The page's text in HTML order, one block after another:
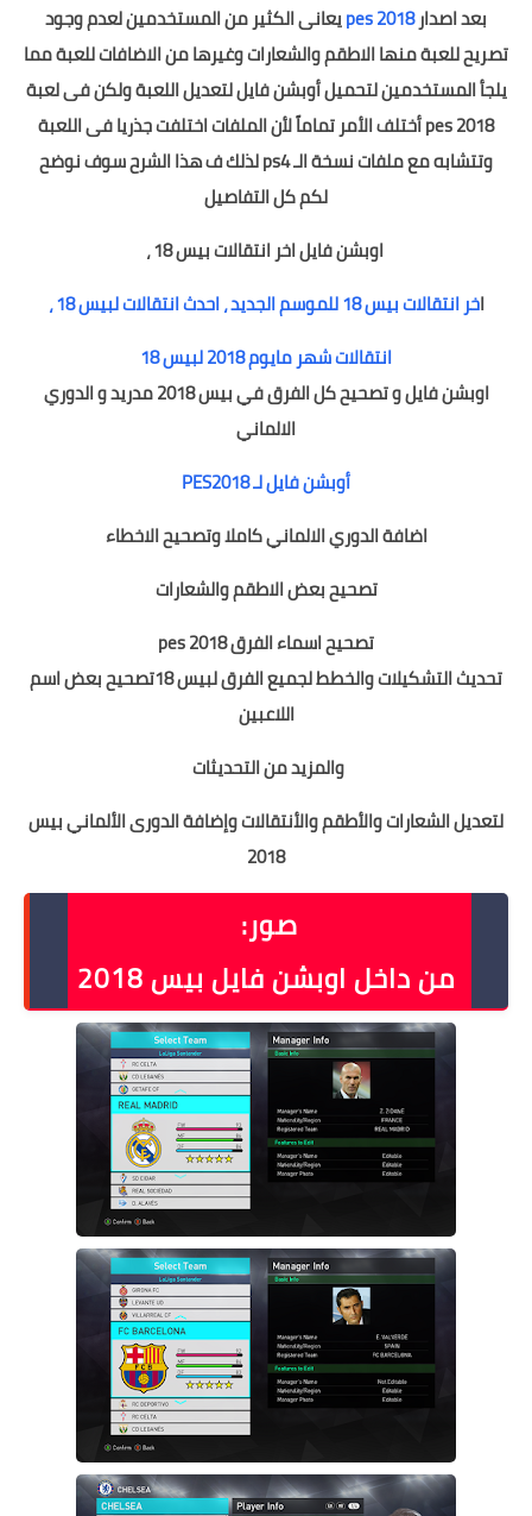
بعد اصدارpes 2018يعانى الكثير من المستخدمين لعدم وجود
تصريح للعبة منها الاطقم والشعارات وغيرها من الاضافات للعبة مما
يلجأ المستخدمين لتحميل أوبشن فايل لتعديل اللعبة ولكن فى لعبة
pes 2018 أختلف الأمر تماماً لأن الملفات اختلفت جذريا فى اللعبة
وتتشابه مع ملفات نسخة الـ ps4 لذلك ف هذا الشرح سوف نوضح
لكم كل التفاصيل
اوبشن فايل اخر انتقالات بيس 18 ،
اخر انتقالات بيس 18 للموسم الجديد ، احدث انتقالات لبيس 18 ،
انتقالات شهر مايوم 2018 لبيس 18
اوبشن فايل و تصحيح كل الفرق في بيس 2018 مدريد و الدوري
الالماني
أوبشن فايل لـ PES2018
اضافة الدوري الالماني كاملا وتصحيح الاخطاء
تصحيح بعض الاطقم والشعارات
تصحيح اسماء الفرق pes 2018
تحديث التشكيلات والخطط لجميع الفرق لبيس 18 تصحيح بعض اسم
اللاعبين
والمزيد من التحديثات
لتعديل الشعارات والأطقم والأنتقالات وإضافة الدورى الألماني بيس
2018
صور:
من داخل اوبشن فايل بيس 2018